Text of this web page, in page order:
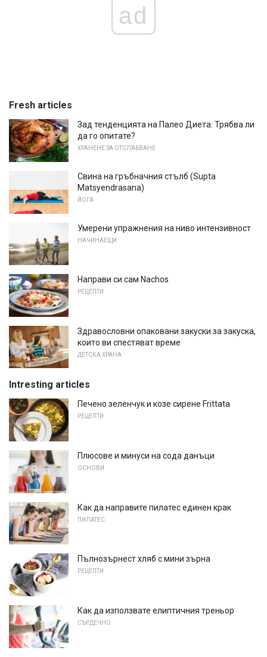
ad
Fresh articles
Зад тенденцията на Палео Диета: Трябва ли
да го опитате?
ХРАНЕНЕ ЗА ОТСЛАБВАНЕ
Свина на гръбначния стълб (Supta
Matsyendrasana)
ЙОГА
Умерени упражнения на ниво интензивност
НАЧИНАЕЩИ
Направи си сам Nachos
РЕЦЕПТИ
Здравословни опаковани закуски за закуска,
които ви спестяват време
ДЕТСКА ХРАНА
Intresting articles
Печено зеленчук и козе сирене Frittata
РЕЦЕПТИ
Плюсове и минуси на сода данъци
ОСНОВИ
Как да направите пилатес единен крак
ПИЛАТЕС
Пълнозърнест хляб с мини зърна
РЕЦЕПТИ
Как да използвате елиптичния треньор
СЪРДЕЧНО